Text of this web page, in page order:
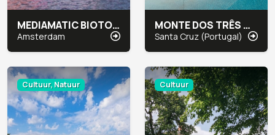
MEDIAMATIC BIOTOOP
Amsterdam
MONTE DOS TRÊS MOINHOS
Santa Cruz (Portugal)
Cultuur, Natuur Cultuur